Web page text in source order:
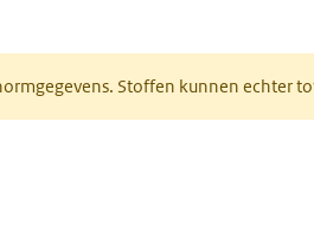
Stoffen kunnen echter